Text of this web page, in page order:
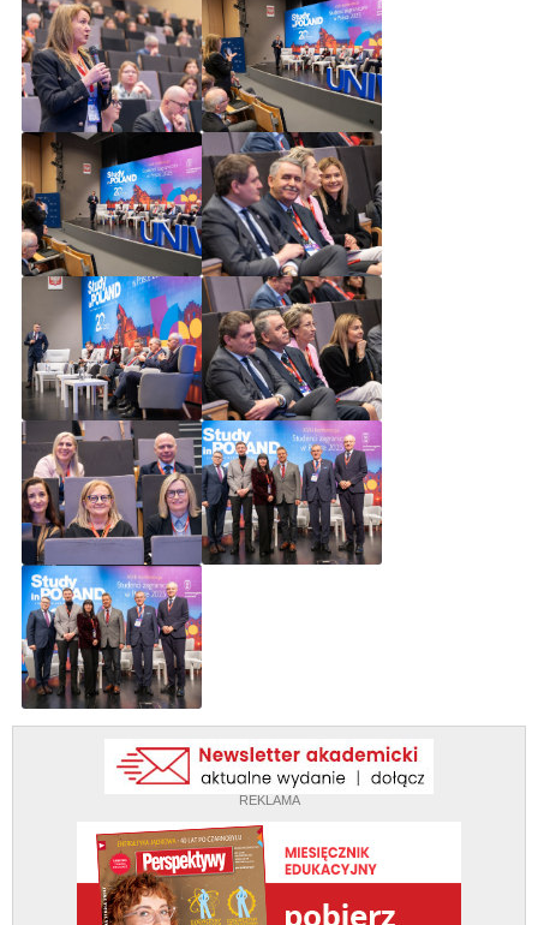
REKLAMA